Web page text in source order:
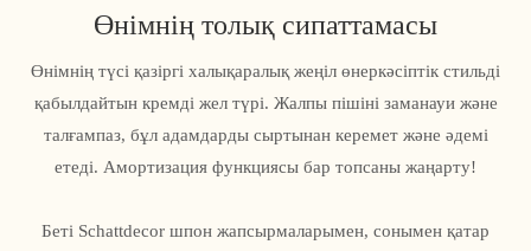
Өнімнің толық сипаттамасы
Өнімнің түсі қазіргі халықаралық жеңіл өнеркәсіптік стильді
қабылдайтын кремді жел түрі. Жалпы пішіні заманауи және
талғампаз, бұл адамдарды сыртынан керемет және әдемі
етеді. Амортизация функциясы бар топсаны жаңарту!
Беті Schattdecor шпон жапсырмаларымен, сонымен қатар